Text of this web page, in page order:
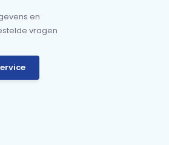
en
vragen